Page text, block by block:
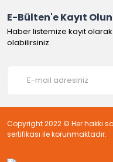
E-Bülten'e Kayıt Olun
Haber listemize kayıt
olabilirsiniz.
Copyright 2022 © Her hakkı
sertifikası ile korunmaktadır.